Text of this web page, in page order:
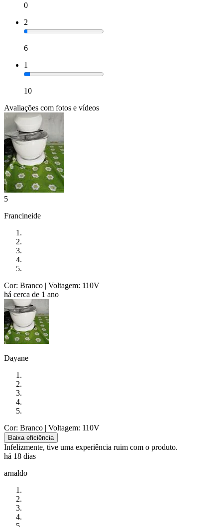
0
2
6
1
10
Avaliações com fotos e vídeos
5
Francineide
Cor: Branco | Voltagem: 110V
há cerca de 1 ano
Dayane
Cor: Branco | Voltagem: 110V
Baixa eficiência
Infelizmente, tive uma experiência ruim com o produto.
há 18 dias
arnaldo